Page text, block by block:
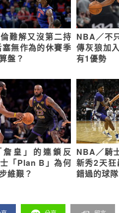
難解又沒第二持
無作為的休賽季
盤？
NBA／不
傳灰狼加
有1優勢
詹皇」的連鎖反
「Plan B」為何
維艱？
NBA／騎
新秀2天狂
錯過的球